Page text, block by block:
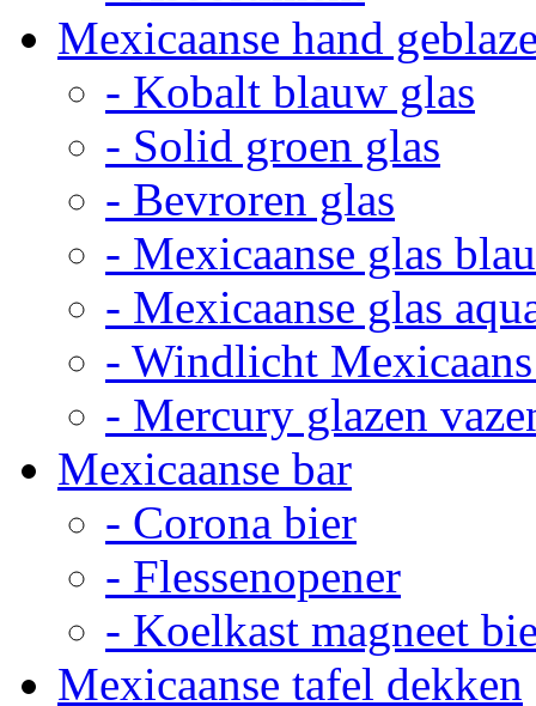
Mexicaanse hand
- Kobalt blauw glas
- Solid groen glas
- Bevroren glas
- Mexicaanse glas
- Mexicaanse glas
- Windlicht
- Mercury glazen
Mexicaanse bar
- Corona bier
- Flessenopener
- Koelkast magneet
Mexicaanse tafel dekken